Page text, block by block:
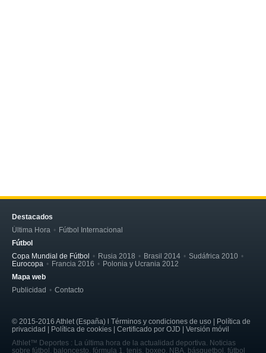
Destacados
Última Hora
Fútbol Internacional
Fútbol
Copa Mundial de Fútbol
Rusia 2018 Brasil 2014
Sudáfrica 2010
Eurocopa
Francia 2016
Polonia y Ucrania 2012
Mapa web
Publicidad
Contacto
© 2015-2016 Athlet (España) l Términos y condiciones de uso | Política de
privacidad | Política de cookies | Certificado por OJD | Versión móvil
Athlet™ Deportes : La última hora de la actualidad deportiva. Noticias
sobre fútbol, baloncesto, fórmula 1, tenis, boxeo, NBA, básquetbol, fútbol